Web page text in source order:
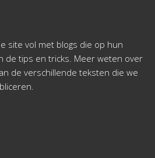
site vol met blogs die op hun
de tips en tricks. Meer weten over
de verschillende teksten die we